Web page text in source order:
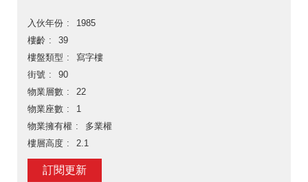
入伙年份
1985
樓齡
39
樓盤類型
寫字樓
街號
90
物業層數
22
物業座數
1
物業擁有權
多業權
樓層高度
2.1
訂閱更新